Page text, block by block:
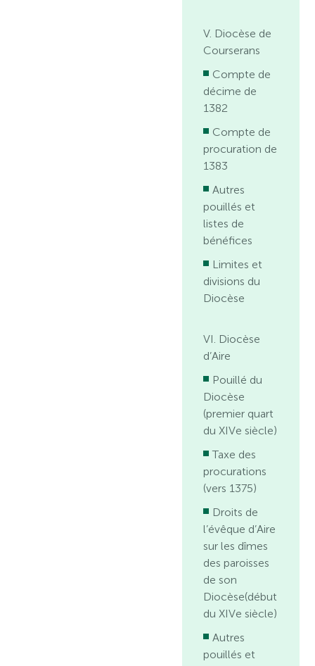
V. Diocèse de
Courserans
Compte de
décime de
1382
Compte de
procuration de
1383
Autres
pouillés et
listes de
bénéfices
Limites et
divisions du
Diocèse
VI. Diocèse
d’Aire
Pouillé du
Diocèse
(premier quart
du XIVe siècle)
Taxe des
procurations
(vers 1375)
Droits de
l’évêque d’Aire
sur les dîmes
des paroisses
de son
Diocèse(début
du XIVe siècle)
Autres
pouillés et